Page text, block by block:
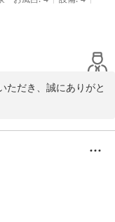
通年均一価格」で皆
機会がございました
りお待ち申し上げてお
ただき、誠にありがと
せいただき、心より
をお選びいただき、大
酸泉」をご満足いた
です。穏やかな海を
、当ホテルならでは